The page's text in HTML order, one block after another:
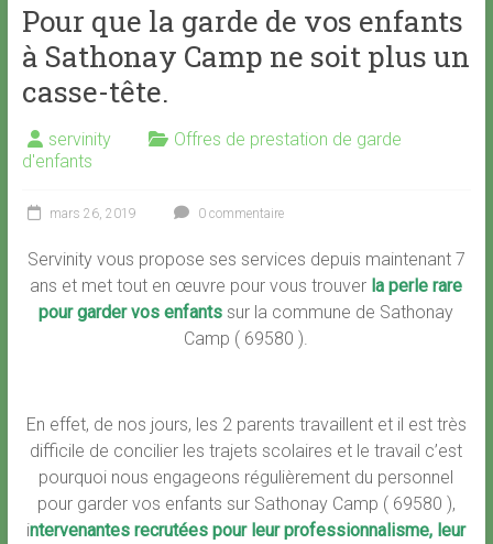
Pour que la garde de vos enfants
à Sathonay Camp ne soit plus un
casse-tête.
servinity
Offres de prestation de garde
d'enfants
mars 26, 2019 0 commentaire
Servinity vous propose ses services depuis maintenant 7
ans et met tout en œuvre pour vous trouver la perle rare
pour garder vos enfants sur la commune de Sathonay
Camp ( 69580 ).
En effet, de nos jours, les 2 parents travaillent et il est très
difficile de concilier les trajets scolaires et le travail c’est
pourquoi nous engageons régulièrement du personnel
pour garder vos enfants sur Sathonay Camp ( 69580 ),
intervenantes recrutées pour leur professionnalisme, leur